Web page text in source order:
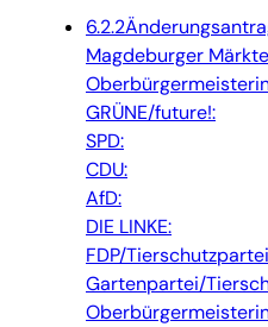
6.2.2
Magdeburger
GRÜNE/future!:
SPD:
CDU:
AfD:
DIE LINKE:
FDP/
Gartenpartei/